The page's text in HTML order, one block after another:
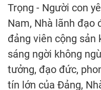
Trọng - Người con
Nam, Nhà lãnh đạo
đảng viên cộng
sáng ngời không
tưởng, đạo đức,
tín lớn của Đảng,